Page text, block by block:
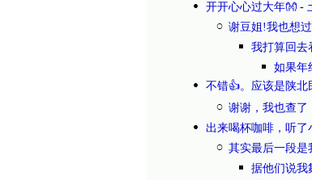
开开心心过大年👐 -
谢豆姐!我也想
我打算回去
如果年
不错👍。应该是陕北
谢谢，我也查了
出来喝杯咖啡，听了
其实最后一段是
据他们说我